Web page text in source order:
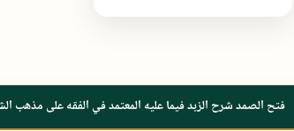
فتح الصمد شرح الزبد فيما عليه المعتمد في الفقه على مذهب